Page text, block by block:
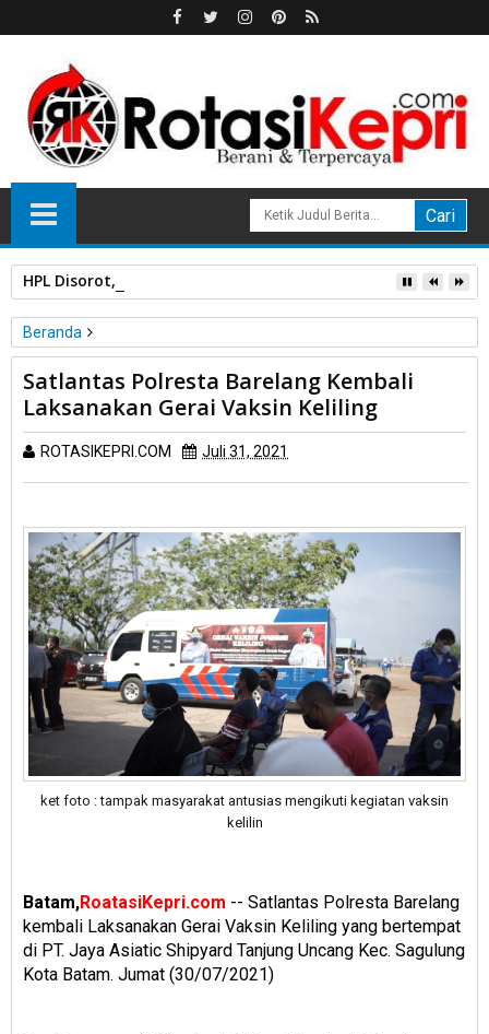
HPL Disorot, PT Sosor Tala Jaya Tolak Perluasan Kampung
Beranda
Polri
Satlantas Polresta Barelang Kembali Laksanakan Gerai Vaksin
Keliling
Satlantas Polresta Barelang Kembali
Laksanakan Gerai Vaksin Keliling
ROTASIKEPRI.COM Juli 31, 2021
ket foto : tampak masyarakat antusias mengikuti kegiatan vaksin
kelilin
Batam,RoatasiKepri.com -- Satlantas Polresta Barelang
kembali Laksanakan Gerai Vaksin Keliling yang bertempat
di PT. Jaya Asiatic Shipyard Tanjung Uncang Kec. Sagulung
Kota Batam. Jumat (30/07/2021)